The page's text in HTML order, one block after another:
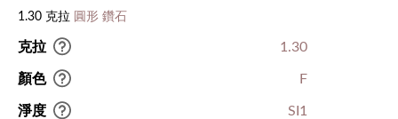
1.30 克拉 圓形 鑽石
克拉 1.30
顏色 F
淨度 SI1